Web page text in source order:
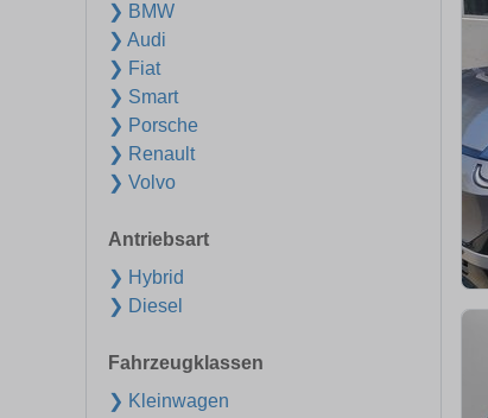
❯ BMW
❯ Audi
❯ Fiat
❯ Smart
❯ Porsche
❯ Renault
❯ Volvo
Antriebsart
❯ Hybrid
❯ Diesel
Fahrzeugklassen
❯ Kleinwagen